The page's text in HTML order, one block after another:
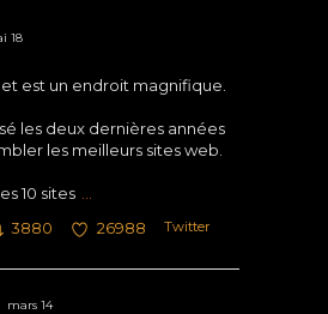
18
est un endroit magnifique.
les deux dernières années
les meilleurs sites web.
10 sites
3880 26988 Twitter
mars 14